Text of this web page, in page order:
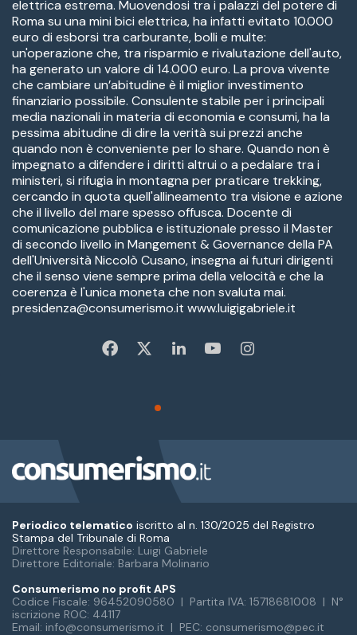
Periodico telematico iscritto al n. 130/2025 del Registro
Stampa del Tribunale di Roma
Direttore Responsabile: Luigi Gabriele
Direttore Editoriale: Barbara Molinario
Consumerismo no profit APS
Codice Fiscale: 96452090580 | Partita IVA: 15718681008 | N°
iscrizione ROC: 44117
Email: info@consumerismo.it | PEC: consumerismo@pec.it